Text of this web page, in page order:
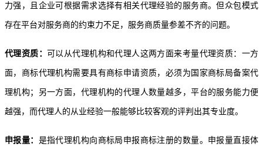
力强，且企业可根据需求选择有相关代理经验的服务商。但众包模式
存在平台对服务商的约束力不足，服务商质量参差不齐的问题。
代理资质： 可以从代理机构和代理人这两方面来考量代理资质：一方
面，商标代理机构需要具有商标申请资质，必须为国家商标局备案代
理机构；另一方面，代理机构的代理人数量越多，平台的服务能力便
越强，而代理人的从业经验一般能够比较客观的评判出其专业度。
申报量： 是指代理机构向商标局申报商标注册的数量。申报量直接体